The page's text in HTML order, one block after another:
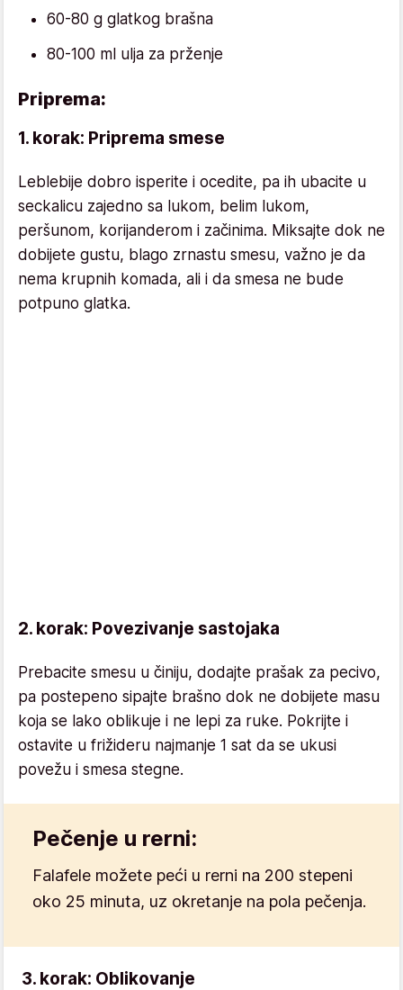
60-80 g glatkog brašna
80-100 ml ulja za prženje
Priprema:
1. korak: Priprema smese
Leblebije dobro isperite i ocedite, pa ih ubacite u
seckalicu zajedno sa lukom, belim lukom,
peršunom, korijanderom i začinima. Miksajte dok ne
dobijete gustu, blago zrnastu smesu, važno je da
nema krupnih komada, ali i da smesa ne bude
potpuno glatka.
2. korak: Povezivanje sastojaka
Prebacite smesu u činiju, dodajte prašak za pecivo,
pa postepeno sipajte brašno dok ne dobijete masu
koja se lako oblikuje i ne lepi za ruke. Pokrijte i
ostavite u frižideru najmanje 1 sat da se ukusi
povežu i smesa stegne.
Pečenje u rerni:
Falafele možete peći u rerni na 200 stepeni
oko 25 minuta, uz okretanje na pola pečenja.
3. korak: Oblikovanje